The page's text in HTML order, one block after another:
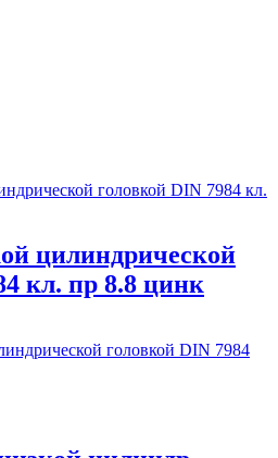
цилиндрической
кл. пр 8.8 цинк